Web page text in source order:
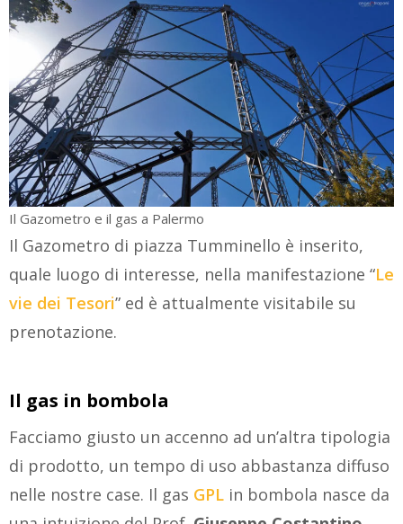
Il Gazometro e il gas a Palermo
Il Gazometro di piazza Tumminello è inserito,
quale luogo di interesse, nella manifestazione “Le
vie dei Tesori” ed è attualmente visitabile su
prenotazione.
Il gas in bombola
Facciamo giusto un accenno ad un’altra tipologia
di prodotto, un tempo di uso abbastanza diffuso
nelle nostre case. Il gas GPL in bombola nasce da